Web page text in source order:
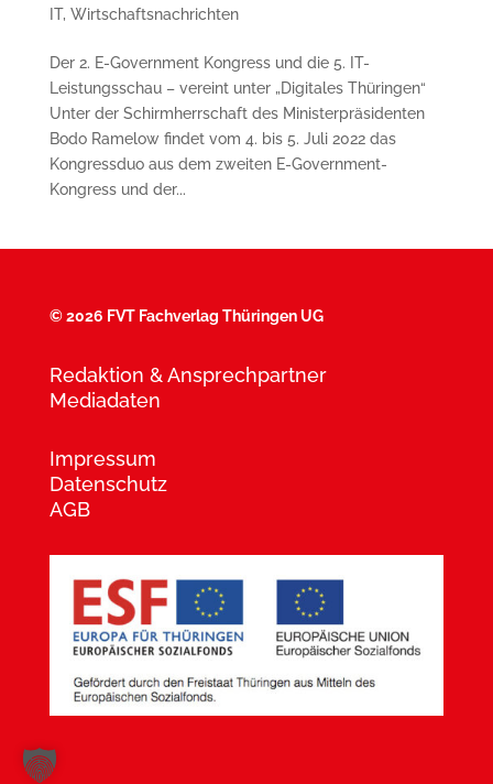
IT, Wirtschaftsnachrichten
Der 2. E-Government Kongress und die 5. IT-
Leistungsschau – vereint unter „Digitales Thüringen“
Unter der Schirmherrschaft des Ministerpräsidenten
Bodo Ramelow findet vom 4. bis 5. Juli 2022 das
Kongressduo aus dem zweiten E-Government-
Kongress und der...
©2026 FVT Fachverlag Thüringen UG
Redaktion & Ansprechpartner
Mediadaten
Impressum
Datenschutz
AGB